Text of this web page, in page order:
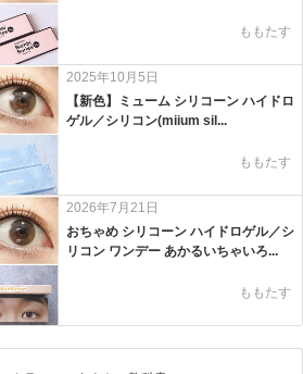
ももたす
2025年10月5日
【新色】ミューム シリコーン ハイドロ
ゲル／シリコン(miium sil...
ももたす
2026年7月21日
おちゃめ シリコーン ハイドロゲル／シ
リコン ワンデー あかるいちゃいろ...
ももたす